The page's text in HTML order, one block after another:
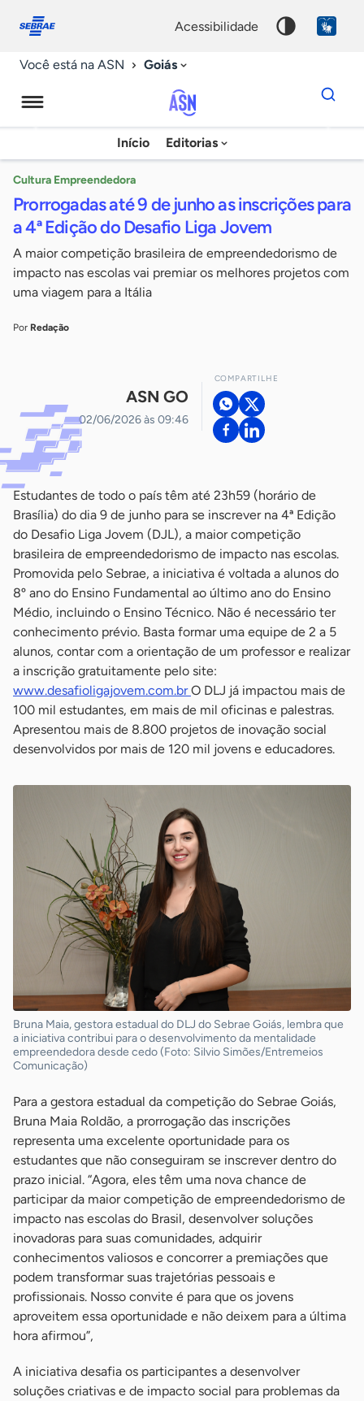
conosco
acessibilidade
Você está na ASN Goiás
Agência
Sebrae
Notícias
Início Editorias
Dados
para
chave
Cultura Empreendedora
Prorrogadas até 9 de junho as inscrições para
a 4ª Edição do Desafio Liga Jovem
A maior competição brasileira de empreendedorismo de
impacto nas escolas vai premiar os melhores projetos com
uma viagem para a Itália
Por Redação
ASN GO
02/06/2026 às 09:46
COMPARTILHE
Estudantes de todo o país têm até 23h59 (horário de
Brasília) do dia 9 de junho para se inscrever na 4ª Edição
do Desafio Liga Jovem (DJL), a maior competição
brasileira de empreendedorismo de impacto nas escolas.
Promovida pelo Sebrae, a iniciativa é voltada a alunos do
8º ano do Ensino Fundamental ao último ano do Ensino
Médio, incluindo o Ensino Técnico. Não é necessário ter
conhecimento prévio. Basta formar uma equipe de 2 a 5
alunos, contar com a orientação de um professor e realizar
a inscrição gratuitamente pelo site:
www.desafioligajovem.com.brO DLJ já impactou mais de
100 mil estudantes, em mais de mil oficinas e palestras.
Apresentou mais de 8.800 projetos de inovação social
desenvolvidos por mais de 120 mil jovens e educadores.
Bruna Maia, gestora estadual do DLJ do Sebrae Goiás, lembra que
a iniciativa contribui para o desenvolvimento da mentalidade
empreendedora desde cedo (Foto: Silvio Simões/Entremeios
Comunicação)
Para a gestora estadual da competição do Sebrae Goiás,
Bruna Maia Roldão, a prorrogação das inscrições
representa uma excelente oportunidade para os
estudantes que não conseguiram se inscrever dentro do
prazo inicial. “Agora, eles têm uma nova chance de
participar da maior competição de empreendedorismo de
impacto nas escolas do Brasil, desenvolver soluções
inovadoras para suas comunidades, adquirir
conhecimentos valiosos e concorrer a premiações que
podem transformar suas trajetórias pessoais e
profissionais. Nosso convite é para que os jovens
aproveitem essa oportunidade e não deixem para a última
hora afirmou”,
A iniciativa desafia os participantes a desenvolver
soluções criativas e de impacto social para problemas da